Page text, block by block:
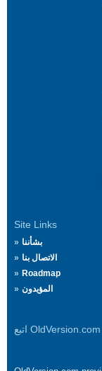
Site Links
بشأننا
الاتصال بنا
Roadmap
المؤيدون
اتبع OldVersion.com